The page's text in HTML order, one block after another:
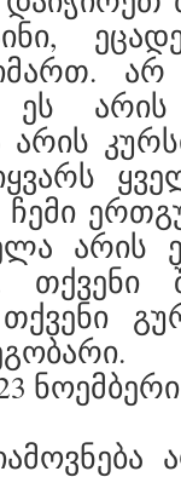
არ
ეს არის
არის
ჩემი
არის
ნოემბერი